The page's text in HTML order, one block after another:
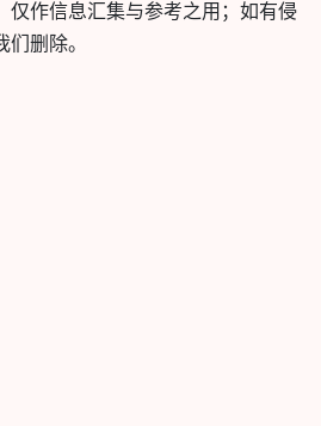
仅作信息汇集与参考之用；如有侵
删除。